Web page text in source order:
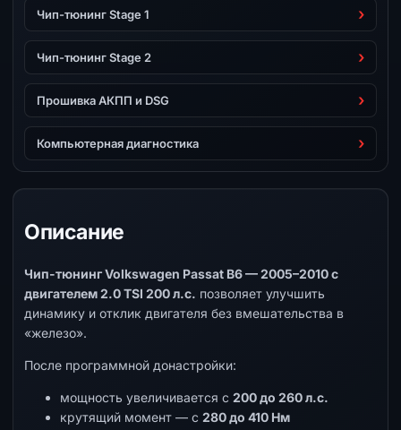
Чип-тюнинг Stage 1
Чип-тюнинг Stage 2
Прошивка АКПП и DSG
Компьютерная диагностика
Описание
Чип-тюнинг Volkswagen Passat B6 — 2005–2010 с
двигателем 2.0 TSI 200 л.с. позволяет улучшить
динамику и отклик двигателя без вмешательства в
«железо».
После программной донастройки:
мощность увеличивается с 200 до 260 л.с.
крутящий момент — с 280 до 410 Нм